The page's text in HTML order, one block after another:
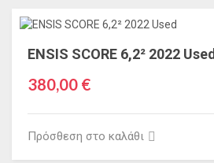
ENSIS SCORE 6,2² 2022 Used
380,00 €
Πρόσθεση στο καλάθι